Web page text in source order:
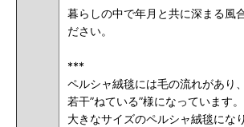
暮らしの中で年月と共に深まる風
ださい。
***
ペルシャ絨毯には毛の流れがあり
若干”ねている”様になっています。
大きなサイズのペルシャ絨毯にな